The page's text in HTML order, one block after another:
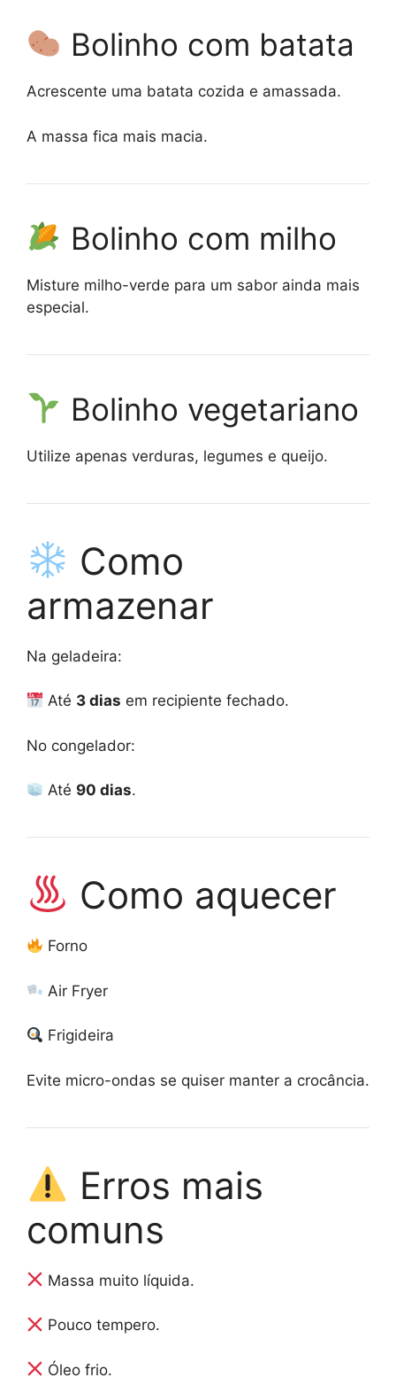
Bolinho com batata
Acrescente uma batata cozida e amassada.
A massa fica mais macia.
Bolinho com milho
Misture milho-verde para um sabor ainda mais
especial.
Bolinho vegetariano
Utilize apenas verduras, legumes e queijo.
Como
armazenar
Na geladeira:
Até 3 dias em recipiente fechado.
No congelador:
Até 90 dias.
Como aquecer
Forno
Air Fryer
Frigideira
Evite micro-ondas se quiser manter a crocância.
Erros mais
comuns
Massa muito líquida.
Pouco tempero.
Óleo frio.